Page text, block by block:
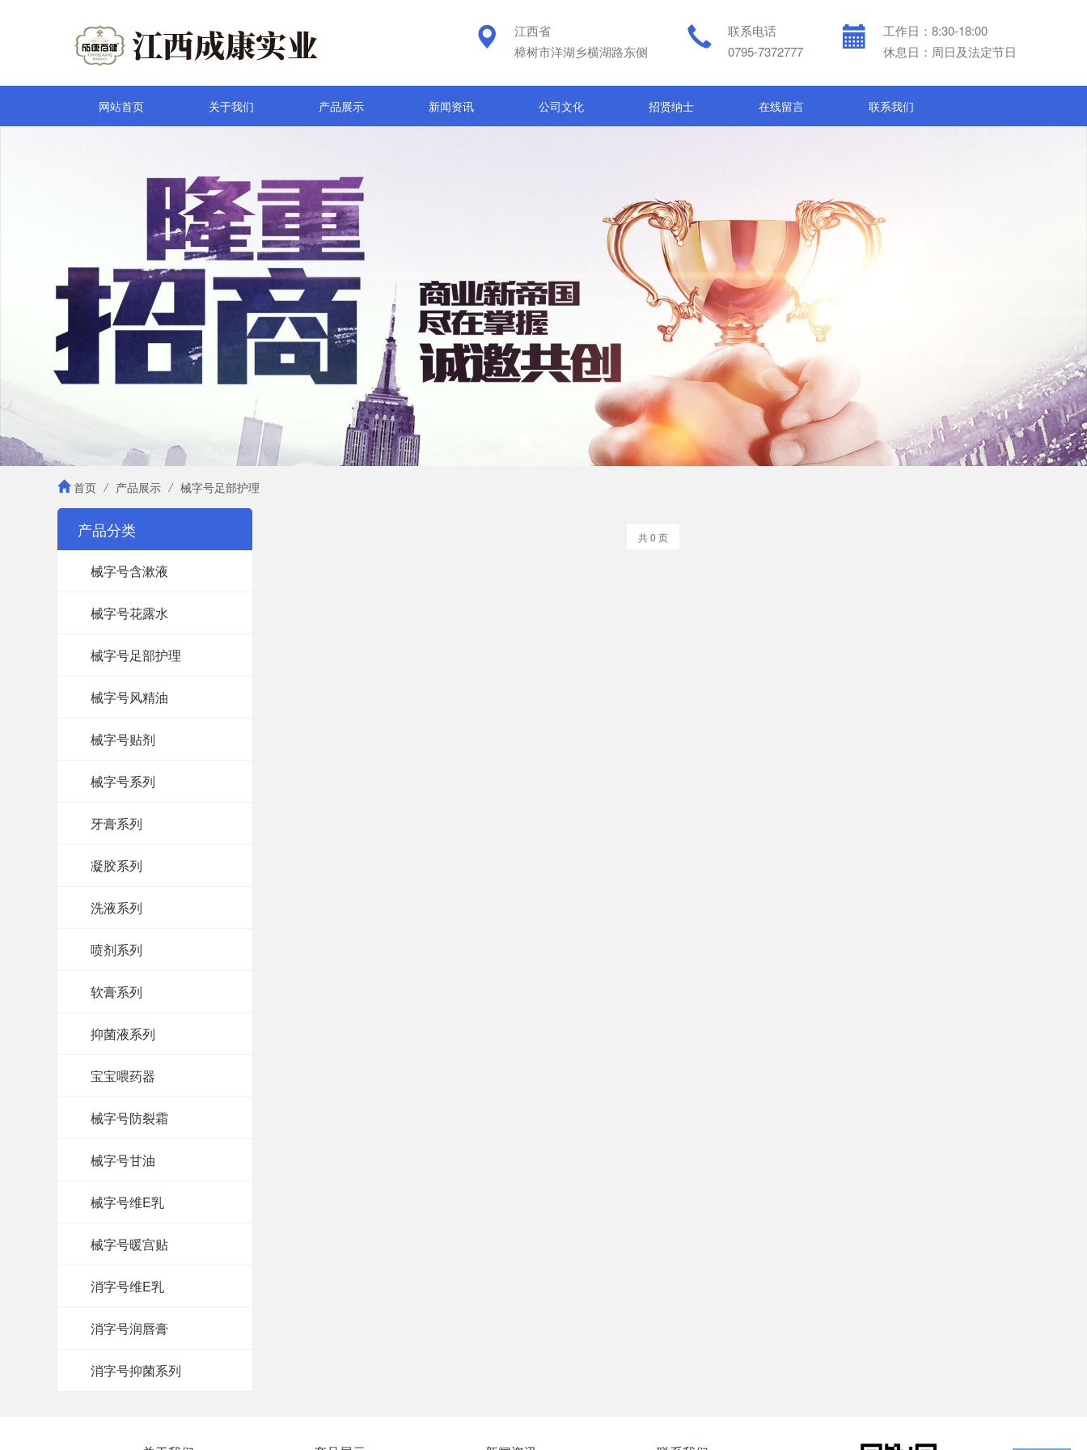
江西省
樟树市洋湖乡横湖路东侧
联系电话
0795-7372777
工作日：8:30-18:00
休息日：周日及法定节日
网站首页 关于我们 产品展示 新闻资讯 公司文化 招贤纳士 在线留言 联系我们
首页 / 产品展示 / 械字号足部护理
产品分类
械字号含漱液
械字号花露水
械字号足部护理
械字号风精油
械字号贴剂
械字号系列
牙膏系列
凝胶系列
洗液系列
喷剂系列
软膏系列
抑菌液系列
宝宝喂药器
械字号防裂霜
械字号甘油
械字号维E乳
械字号暖宫贴
消字号维E乳
消字号润唇膏
消字号抑菌系列
共 0 页